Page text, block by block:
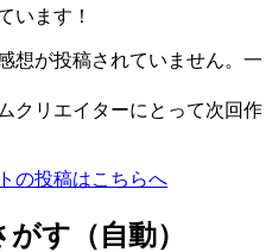
います！
想が投稿されていません。一
クリエイターにとって次回作
の投稿はこちらへ
す（自動）